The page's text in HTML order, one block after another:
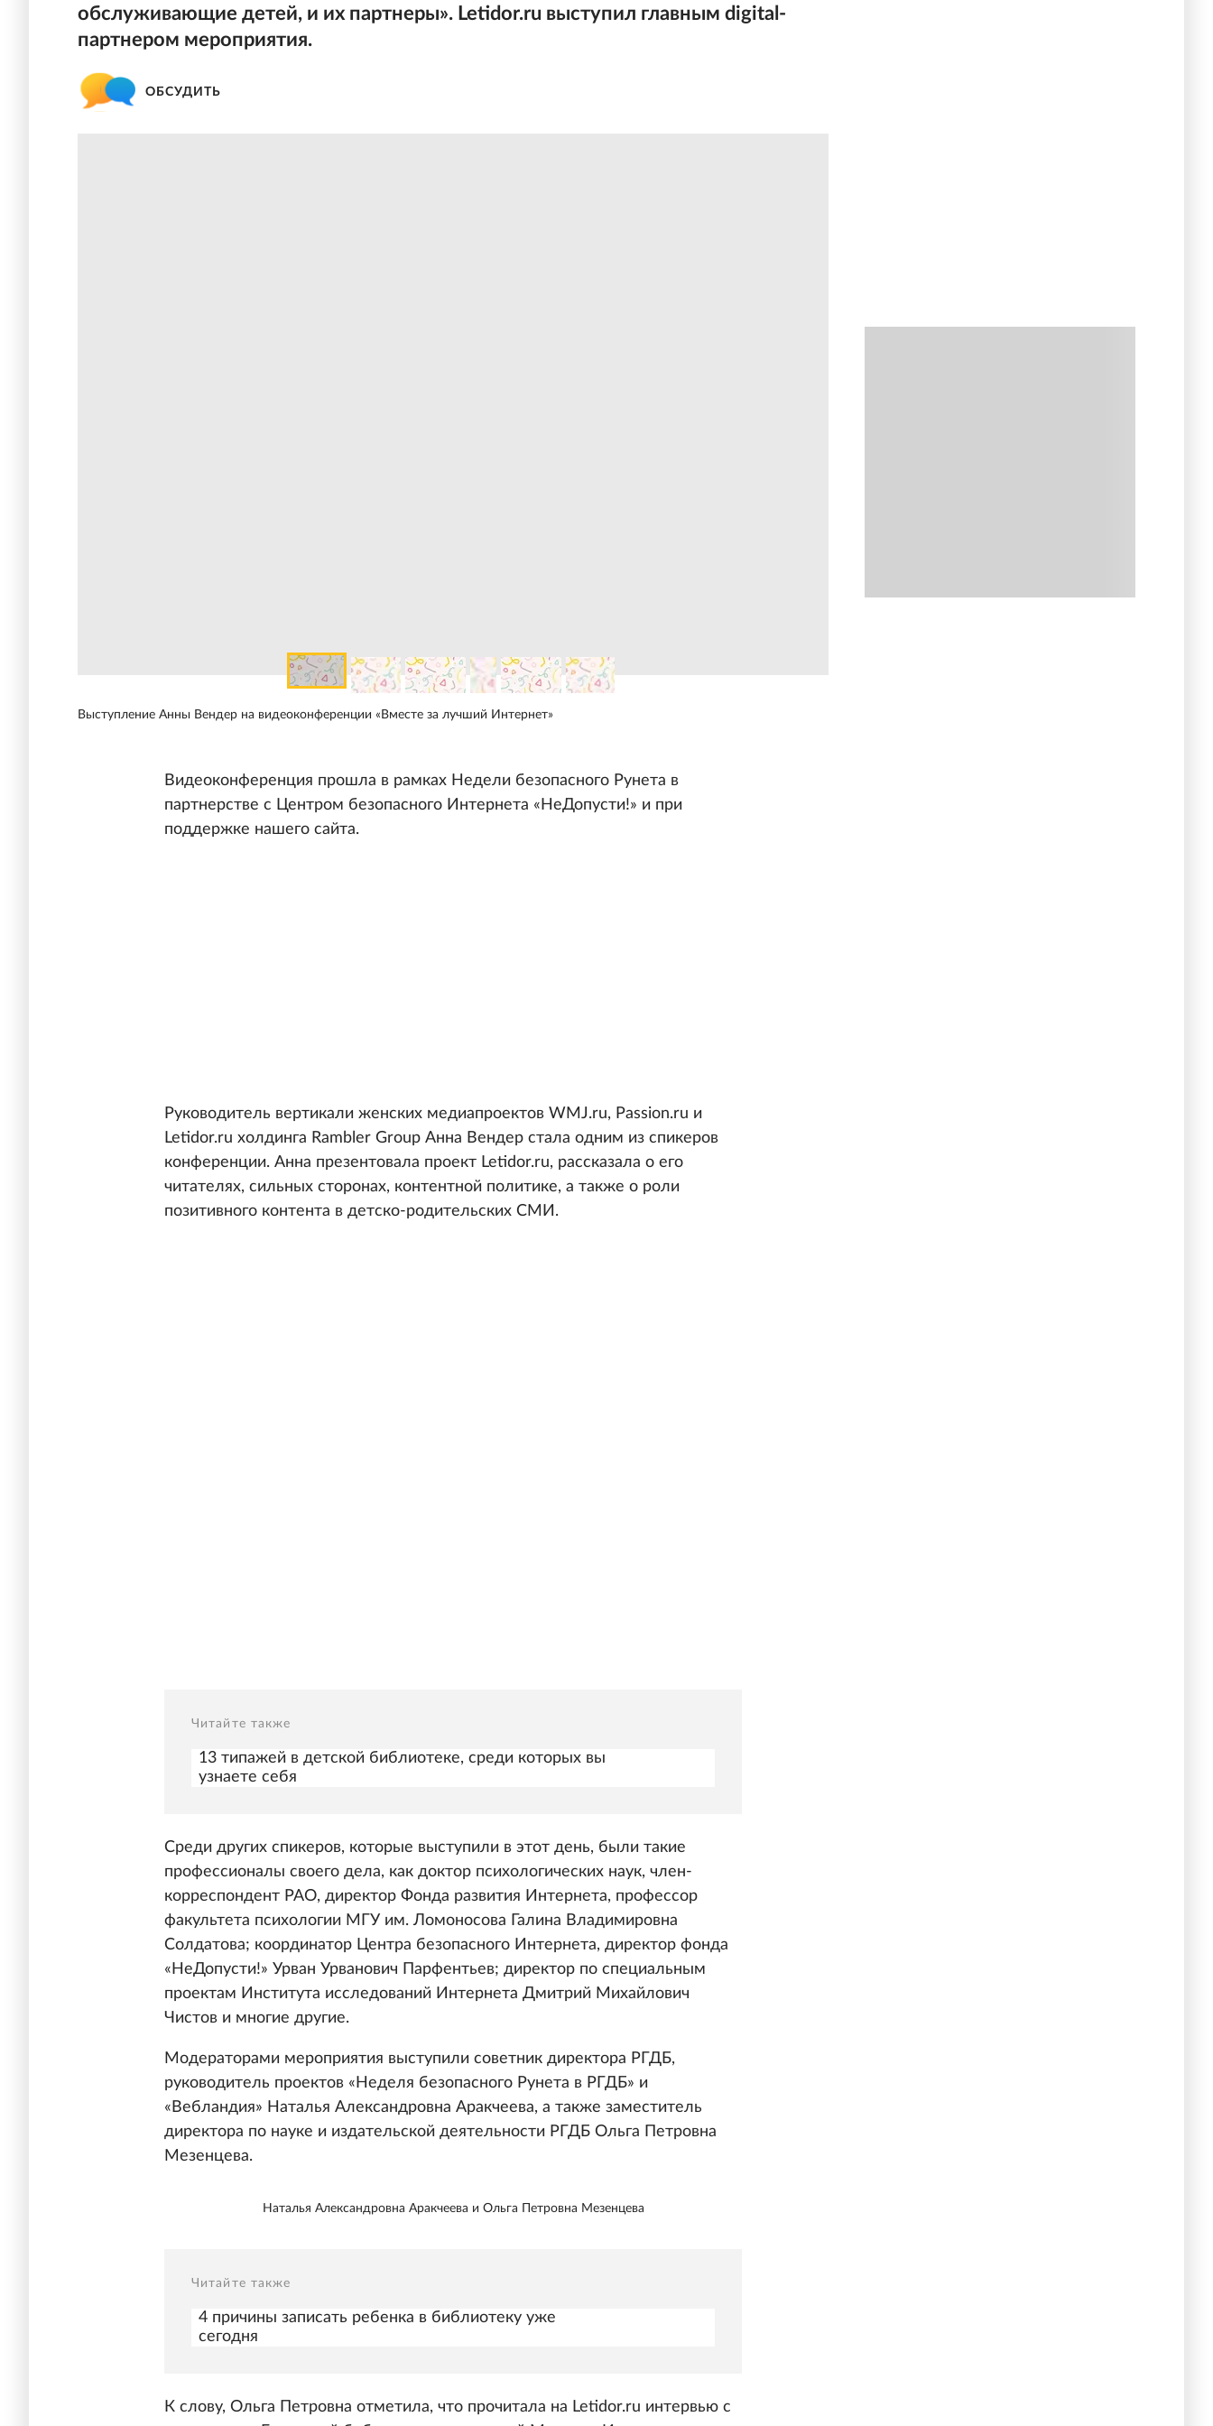
обслуживающие детей, и их партнеры». Letidor.ru выступил главным digital-
партнером мероприятия.
ОБСУДИТЬ
Выступление Анны Вендер на видеоконференции «Вместе за лучший Интернет»
Видеоконференция прошла в рамках Недели безопасного Рунета в
партнерстве с Центром безопасного Интернета «НеДопусти!» и при
поддержке нашего сайта.
Руководитель вертикали женских медиапроектов WMJ.ru, Passion.ru и
Letidor.ru холдинга Rambler Group Анна Вендер стала одним из спикеров
конференции. Анна презентовала проект Letidor.ru, рассказала о его
читателях, сильных сторонах, контентной политике, а также о роли
позитивного контента в детско-родительских СМИ.
Читайте также
13 типажей в детской библиотеке, среди которых вы
узнаете себя
Среди других спикеров, которые выступили в этот день, были такие
профессионалы своего дела, как доктор психологических наук, член-
корреспондент РАО, директор Фонда развития Интернета, профессор
факультета психологии МГУ им. Ломоносова Галина Владимировна
Солдатова; координатор Центра безопасного Интернета, директор фонда
«НеДопусти!» Урван Урванович Парфентьев; директор по специальным
проектам Института исследований Интернета Дмитрий Михайлович
Чистов и многие другие.
Модераторами мероприятия выступили советник директора РГДБ,
руководитель проектов «Неделя безопасного Рунета в РГДБ» и
«Вебландия» Наталья Александровна Аракчеева, а также заместитель
директора по науке и издательской деятельности РГДБ Ольга Петровна
Мезенцева.
Наталья Александровна Аракчеева и Ольга Петровна Мезенцева
Читайте также
4 причины записать ребенка в библиотеку уже
сегодня
К слову, Ольга Петровна отметила, что прочитала на Letidor.ru интервью с